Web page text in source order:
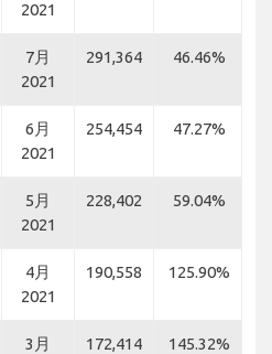
2021
7月
2021
291,364 46.46%
6月
2021
254,454 47.27%
5月
2021
228,402 59.04%
4月
2021
190,558 125.90%
3月
172,414 145.32%